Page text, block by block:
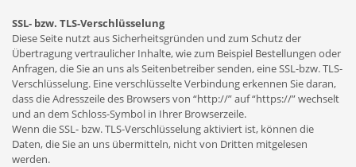
SSL- bzw. TLS-Verschlüsselung
Diese Seite nutzt aus Sicherheitsgründen und zum Schutz der
Übertragung vertraulicher Inhalte, wie zum Beispiel Bestellungen oder
Anfragen, die Sie an uns als Seitenbetreiber senden, eine SSL-bzw. TLS-
Verschlüsselung. Eine verschlüsselte Verbindung erkennen Sie daran,
dass die Adresszeile des Browsers von “http://” auf “https://” wechselt
und an dem Schloss-Symbol in Ihrer Browserzeile.
Wenn die SSL- bzw. TLS-Verschlüsselung aktiviert ist, können die
Daten, die Sie an uns übermitteln, nicht von Dritten mitgelesen
werden.